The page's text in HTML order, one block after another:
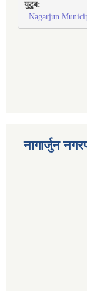
युटुब:
Nagarjun
नागार्जुन